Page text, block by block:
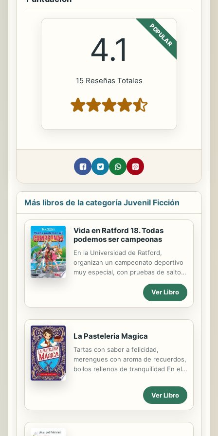
POPULAR
4.1
15 Reseñas Totales
Más libros de la categoría Juvenil Ficción
Vida en Ratford 18. Todas
podemos ser campeonas
En la Universidad de Ratford,
organizan un campeonato deportivo
muy especial, con pruebas de saltos
de trampolín, esgrima, gimnasia
rítmica y otros deportes. Será la
ocasión para descubrir que la mejor
sino enfrentarse a los propios
Ver Libro
La Pasteleria Magica
Tartas con sabor a felicidad,
merengues con aroma de recuerdos,
bollos rellenos de tranquilidad En el
quieren probar los pasteles de la
huerfana Bee, la nueva ayudante del
panadero. Y es que los dulces de la
Ver Libro